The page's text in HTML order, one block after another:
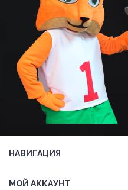
НАВИГАЦИЯ
МОЙ АККАУНТ